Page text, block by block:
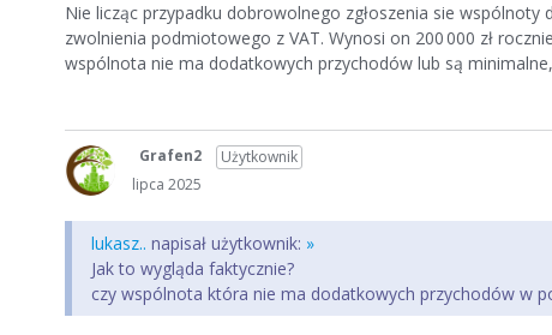
Nie licząc przypadku dobrowolnego zgłoszenia sie
zwolnienia podmiotowego z VAT. Wynosi on 200 000 zł
wspólnota nie ma dodatkowych przychodów lub są
Grafen2
Użytkownik
lipca 2025
lukasz.. napisał użytkownik: »
Jak to wygląda faktycznie?
czy wspólnota która nie ma dodatkowych przychodów w